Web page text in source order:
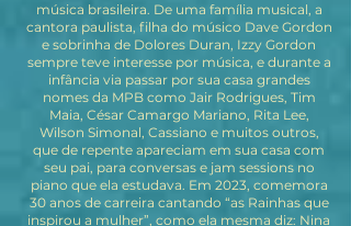
música brasileira. De uma família musical, a
cantora paulista, filha do músico Dave Gordon
e sobrinha de Dolores Duran, Izzy Gordon
sempre teve interesse por música, e durante a
infância via passar por sua casa grandes
nomes da MPB como Jair Rodrigues, Tim
Maia, César Camargo Mariano, Rita Lee,
Wilson Simonal, Cassiano e muitos outros,
que de repente apareciam em sua casa com
seu pai, para conversas e jam sessions no
piano que ela estudava. Em 2023, comemora
30 anos de carreira cantando “as Rainhas que
inspirou a mulher”, como ela mesma diz: Nina